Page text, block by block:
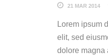
21 MAR 2014
Lorem ipsum
elit, sed
dolore magna